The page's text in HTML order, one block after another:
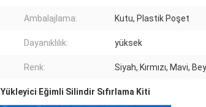
Ambalajlama: Kutu, Plastik Poşet
Dayanıklılık: yüksek
Renk: Siyah, Kırmızı, Mavi,
Yükleyici Eğimli Silindir Sıfırlama Kiti